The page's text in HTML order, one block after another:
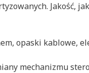
Jakość,
opaski kablowe,
mechanizmu